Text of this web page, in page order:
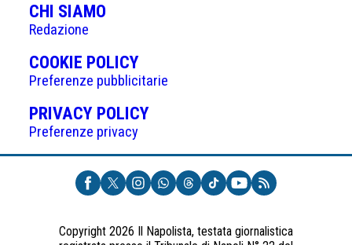
CHI SIAMO
Redazione
COOKIE POLICY(APRE
IN
UNA
NUOVA
Preferenze pubblicitarie
PRIVACY POLICY(APRE
UNA
NUOVA
SCHEDA)
Preferenze privacy
Copyright 2026 Il Napolista, testata giornalistica